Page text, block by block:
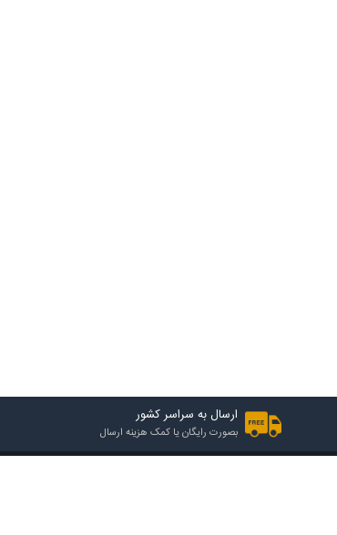
ارسال به سراسر کشور
بصورت رایگان یا کمک هزینه ارسال